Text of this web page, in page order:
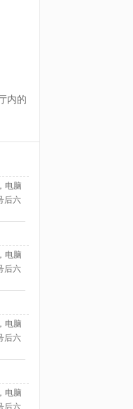
内的
电脑
后六
电脑
后六
电脑
后六
电脑
后六